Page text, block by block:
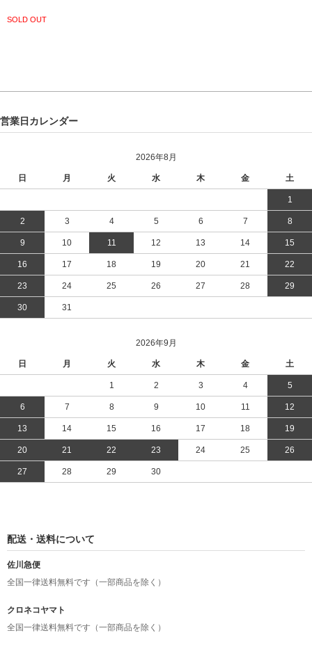
SOLD OUT
営業日カレンダー
2026年8月
日 月 火 水 木 金 土
1
2 3 4 5 6 7 8
9 10 11 12 13 14 15
16 17 18 19 20 21 22
23 24 25 26 27 28 29
30 31
2026年9月
日 月 火 水 木 金 土
1 2 3 4 5
6 7 8 9 10 11 12
13 14 15 16 17 18 19
20 21 22 23 24 25 26
27 28 29 30
配送・送料について
佐川急便
全国一律送料無料です（一部商品を除く）
クロネコヤマト
全国一律送料無料です（一部商品を除く）